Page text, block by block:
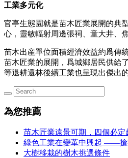
工業多元化
官亭生態園就是苗木匠業展開的典
心，靈敏輻射周邊張祠、童大井、
苗木出産單位面積經濟效益約爲傳
苗木匠業的展開，爲城鄉居民供給
等退耕還林後續工業也呈現出傑出
為您推薦
苗木匠業遠景可期，四個必定
綠色工業在變革中興起 ——搶
大樹移栽的樹木挑選條件